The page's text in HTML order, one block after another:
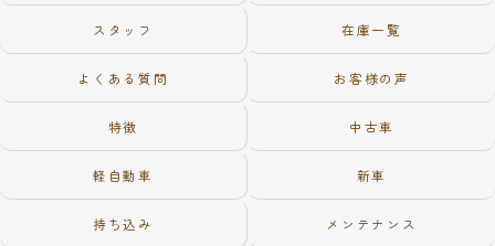
スタッフ 在庫一覧
よくある質問 お客様の声
特徴 中古車
軽自動車 新車
持ち込み メンテナンス